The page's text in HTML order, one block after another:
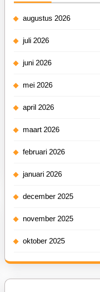
augustus 2026
juli 2026
juni 2026
mei 2026
april 2026
maart 2026
februari 2026
januari 2026
december 2025
november 2025
oktober 2025